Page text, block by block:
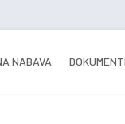
NABAVA